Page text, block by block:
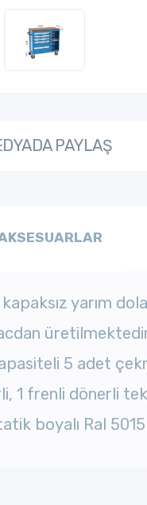
PAYLAŞ
kapaksız yarım
5 adet
1 frenli dönerli
boyalı Ral 5015